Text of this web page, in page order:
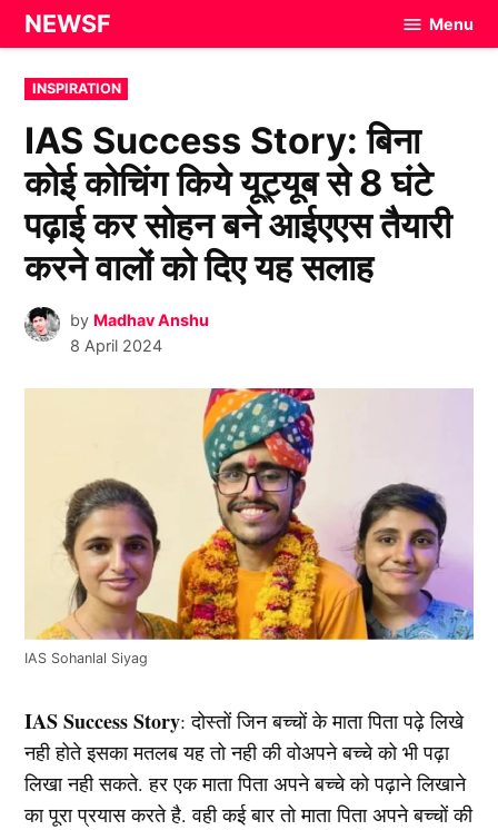
Skip
to
content
NEWSF Menu
POSTED
IN
INSPIRATION
IAS Success Story: बिना
कोई कोचिंग किये यूट्यूब से 8 घंटे
पढ़ाई कर सोहन बने आईएएस तैयारी
करने वालों को दिए यह सलाह
by Madhav Anshu
8 April 2024
IAS Sohanlal Siyag
IAS Success Story: दोस्तों जिन बच्चों के माता पिता पढ़े लिखे
नही होते इसका मतलब यह तो नही की वोअपने बच्चे को भी पढ़ा
लिखा नही सकते. हर एक माता पिता अपने बच्चे को पढ़ाने लिखाने
का पूरा प्रयास करते है. वही कई बार तो माता पिता अपने बच्चों की